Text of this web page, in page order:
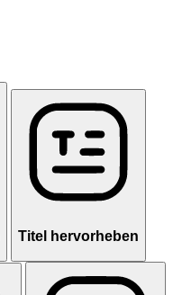
Titel hervorheben